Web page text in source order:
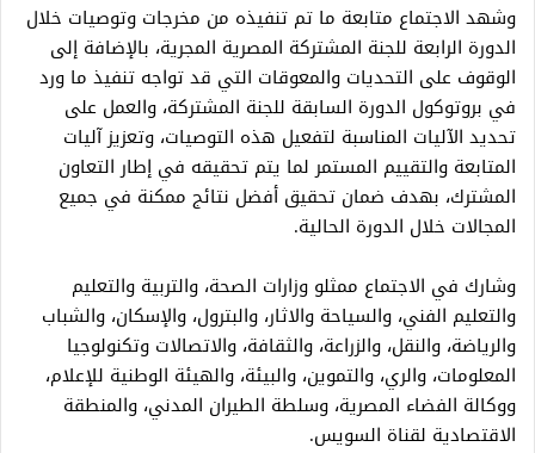
وشهد الاجتماع متابعة ما تم تنفيذه من مخرجات وتوصيات خلال
الدورة الرابعة للجنة المشتركة المصرية المجرية، بالإضافة إلى
الوقوف على التحديات والمعوقات التي قد تواجه تنفيذ ما ورد
في بروتوكول الدورة السابقة للجنة المشتركة، والعمل على
تحديد الآليات المناسبة لتفعيل هذه التوصيات، وتعزيز آليات
المتابعة والتقييم المستمر لما يتم تحقيقه في إطار التعاون
المشترك، بهدف ضمان تحقيق أفضل نتائج ممكنة في جميع
المجالات خلال الدورة الحالية.
وشارك في الاجتماع ممثلو وزارات الصحة، والتربية والتعليم
والتعليم الفني، والسياحة والاثار، والبترول، والإسكان، والشباب
والرياضة، والنقل، والزراعة، والثقافة، والاتصالات وتكنولوجيا
المعلومات، والري، والتموين، والبيئة، والهيئة الوطنية للإعلام،
ووكالة الفضاء المصرية، وسلطة الطيران المدني، والمنطقة
الاقتصادية لقناة السويس.